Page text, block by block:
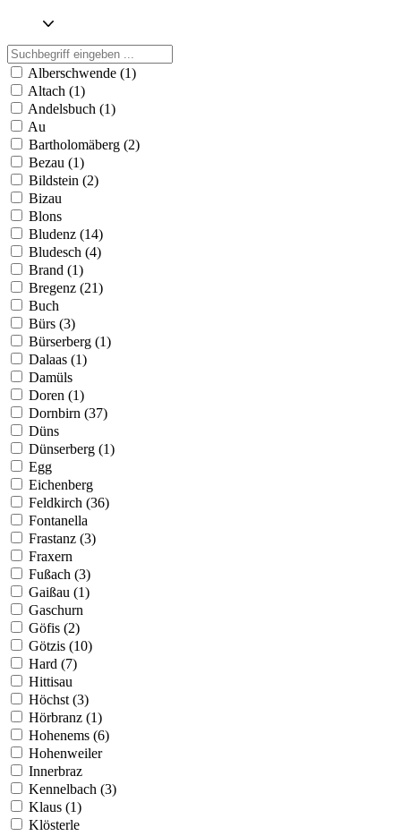
Alberschwende (1)
Altach (1)
Andelsbuch (1)
Au
Bartholomäberg (2)
Bezau (1)
Bildstein (2)
Bizau
Blons
Bludenz (14)
Bludesch (4)
Brand (1)
Bregenz (21)
Buch
Bürs (3)
Bürserberg (1)
Dalaas (1)
Damüls
Doren (1)
Dornbirn (37)
Düns
Dünserberg (1)
Egg
Eichenberg
Feldkirch (36)
Fontanella
Frastanz (3)
Fraxern
Fußach (3)
Gaißau (1)
Gaschurn
Göfis (2)
Götzis (10)
Hard (7)
Hittisau
Höchst (3)
Hörbranz (1)
Hohenems (6)
Hohenweiler
Innerbraz
Kennelbach (3)
Klaus (1)
Klösterle